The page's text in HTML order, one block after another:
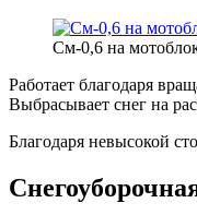
См-0,6 на
Работает благодаря
Выбрасывает снег на
Благодаря невысокой